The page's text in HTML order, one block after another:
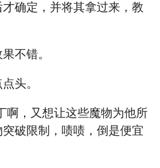
确定，并将其拿过来，教
不错。
头。
啊，又想让这些魔物为他所
破限制，啧啧，倒是便宜